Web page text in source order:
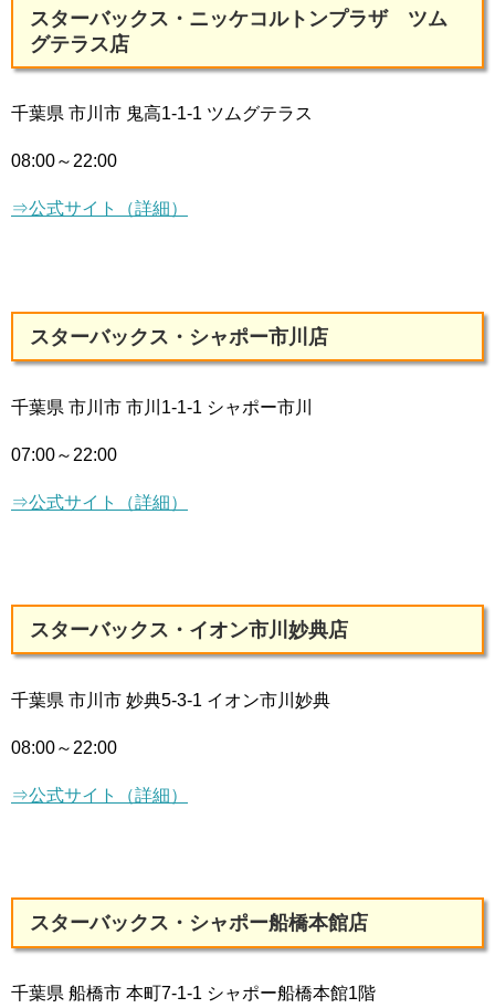
スターバックス・ニッケコルトンプラザ ツム
グテラス店
千葉県 市川市 鬼高1-1-1 ツムグテラス
08:00～22:00
⇒公式サイト（詳細）
スターバックス・シャポー市川店
千葉県 市川市 市川1-1-1 シャポー市川
07:00～22:00
⇒公式サイト（詳細）
スターバックス・イオン市川妙典店
千葉県 市川市 妙典5-3-1 イオン市川妙典
08:00～22:00
⇒公式サイト（詳細）
スターバックス・シャポー船橋本館店
千葉県 船橋市 本町7-1-1 シャポー船橋本館1階